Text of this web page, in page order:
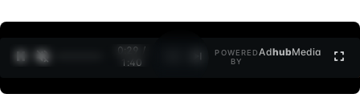
0:30 /
1:40
POWERED
BY
AdhubMedia